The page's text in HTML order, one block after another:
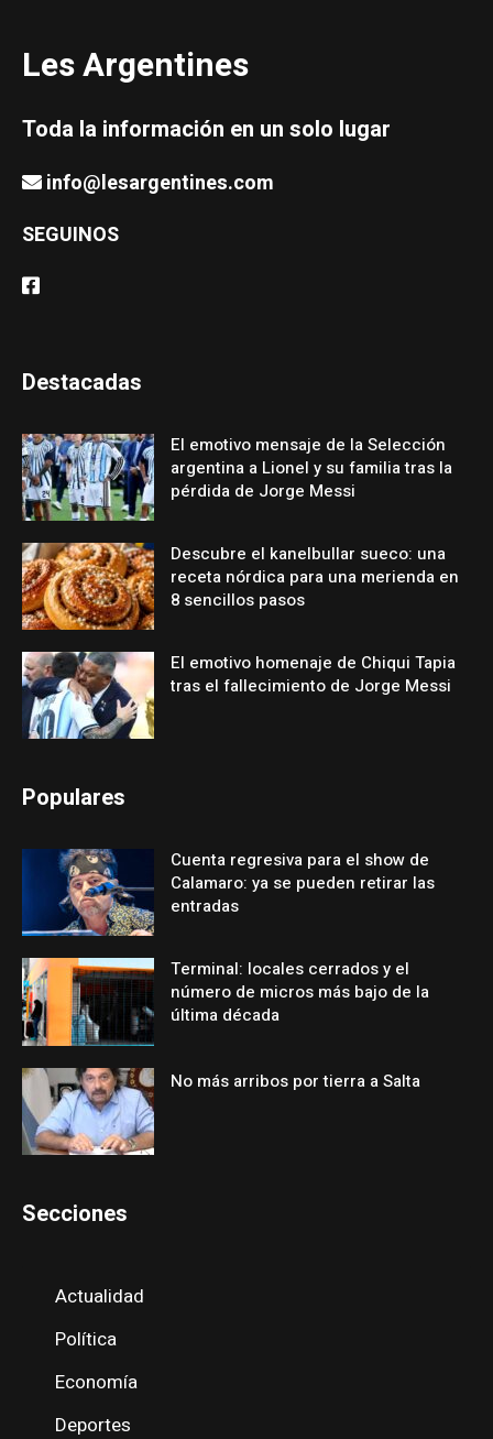
Les Argentines
Toda la información en un solo lugar
info@lesargentines.com
SEGUINOS
Destacadas
El emotivo mensaje de la Selección
argentina a Lionel y su familia tras la
pérdida de Jorge Messi
Descubre el kanelbullar sueco: una
receta nórdica para una merienda en
8 sencillos pasos
El emotivo homenaje de Chiqui Tapia
tras el fallecimiento de Jorge Messi
Populares
Cuenta regresiva para el show de
Calamaro: ya se pueden retirar las
entradas
Terminal: locales cerrados y el
número de micros más bajo de la
última década
No más arribos por tierra a Salta
Secciones
Actualidad
Política
Economía
Deportes